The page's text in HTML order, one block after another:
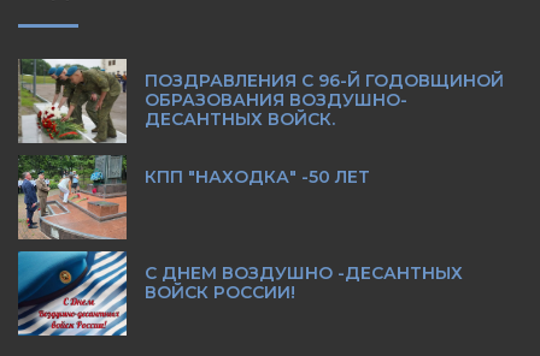
ПОЗДРАВЛЕНИЯ С 96-Й ГОДОВЩИНОЙ
ОБРАЗОВАНИЯ ВОЗДУШНО-
ДЕСАНТНЫХ ВОЙСК.
КПП "НАХОДКА" -50 ЛЕТ
С ДНЕМ ВОЗДУШНО -ДЕСАНТНЫХ
ВОЙСК РОССИИ!